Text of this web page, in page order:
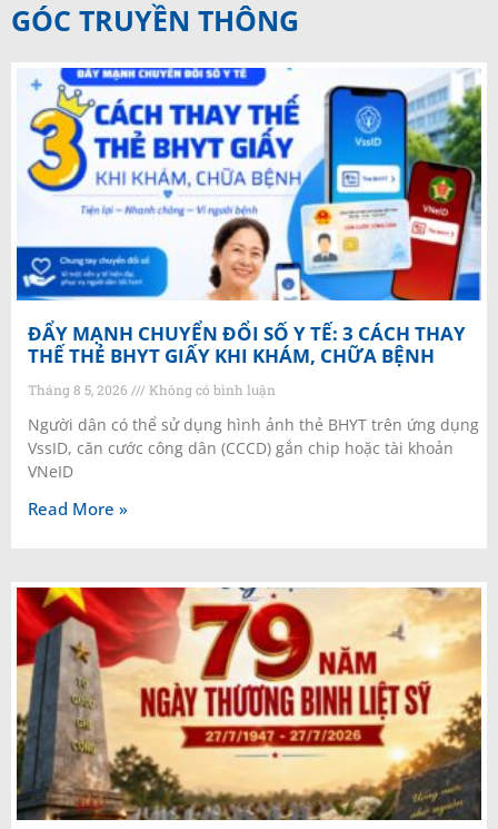
GÓC TRUYỀN THÔNG
ĐẨY MẠNH CHUYỂN ĐỔI SỐ Y TẾ: 3 CÁCH THAY
THẾ THẺ BHYT GIẤY KHI KHÁM, CHỮA BỆNH
Tháng 8 5, 2026 Không có bình luận
Người dân có thể sử dụng hình ảnh thẻ BHYT trên ứng dụng
VssID, căn cước công dân (CCCD) gắn chip hoặc tài khoản
VNeID
Read More »